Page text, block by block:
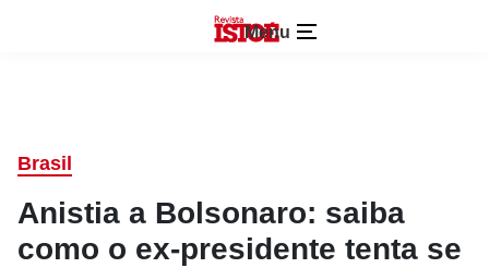
Menu
Brasil
Anistia a Bolsonaro: saiba
como o ex-presidente tenta se